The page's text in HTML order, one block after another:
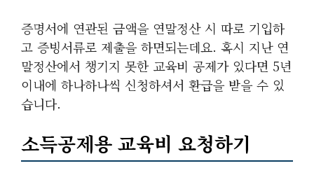
증명서에 연관된 금액을 연말정산 시 따로 기입하
고 증빙서류로 제출을 하면되는데요. 혹시 지난 연
말정산에서 챙기지 못한 교육비 공제가 있다면 5년
이내에 하나하나씩 신청하셔서 환급을 받을 수 있
습니다.
소득공제용 교육비 요청하기